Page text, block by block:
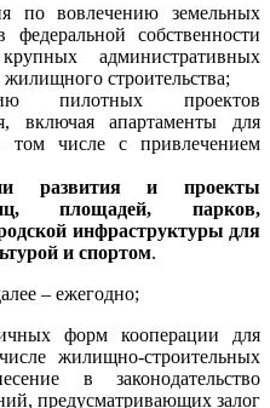
по вовлечению земельных
федеральной собственности
административных
строительства;
пилотных проектов
включая апартаменты для
том числе с привлечением
развития и проекты
площадей, парков,
инфраструктуры для
и спортом.
– ежегодно;
форм кооперации для
жилищно-строительных
в законодательство
предусматривающих залог